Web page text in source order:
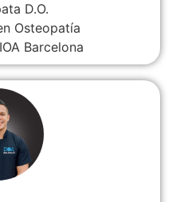
D.O.
Osteopatía
Barcelona